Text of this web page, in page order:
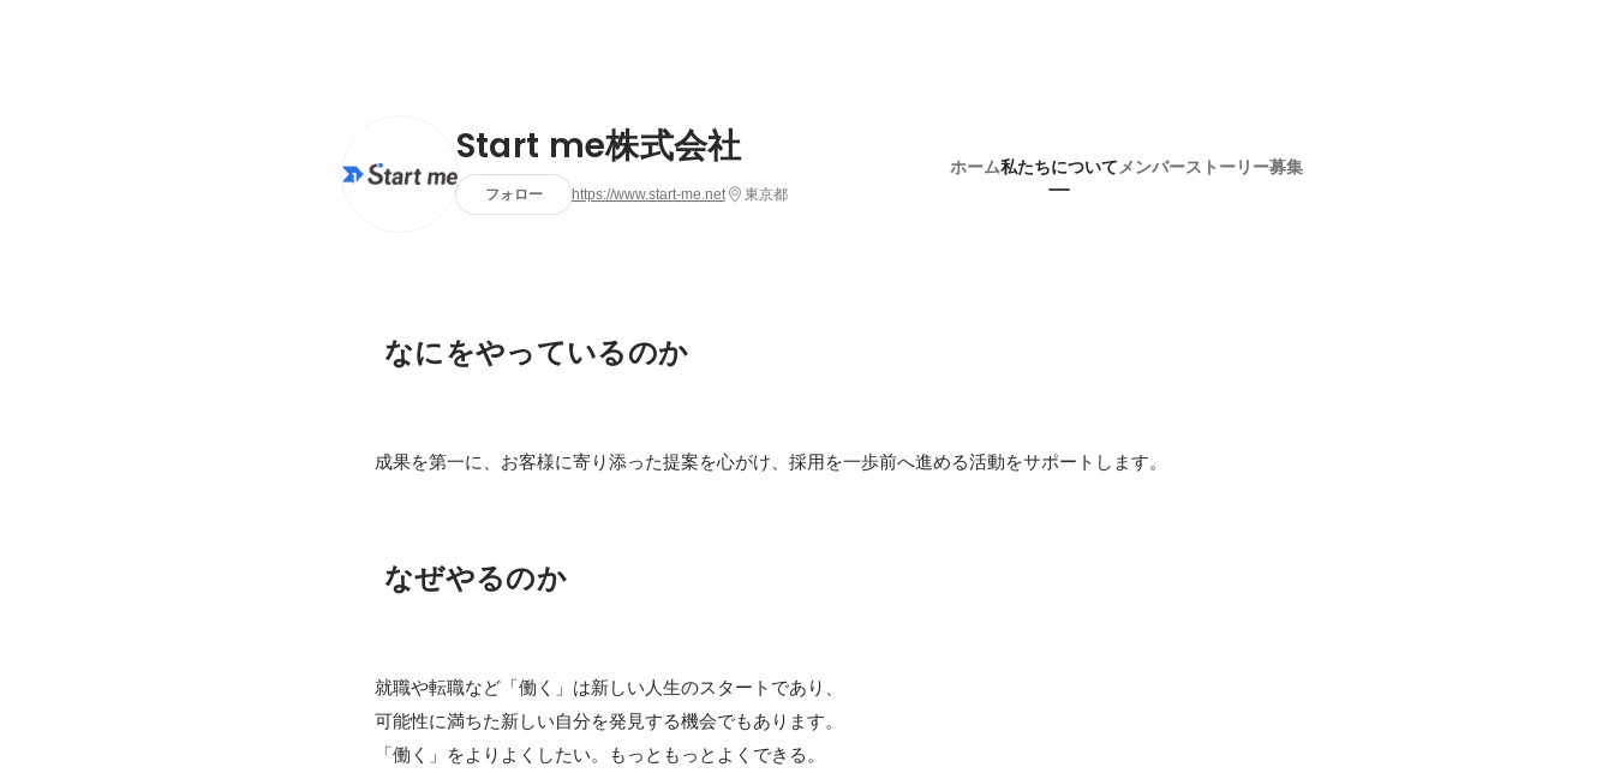
Start me株式会社
フォロー https://www.start-me.net 東京都
ホーム私たちについて メンバーストーリー募集
なにをやっているのか
成果を第一に、お客様に寄り添った提案を心がけ、採用を一歩前へ進める活動をサポートします。
なぜやるのか
就職や転職など「働く」は新しい人生のスタートであり、
可能性に満ちた新しい自分を発見する機会でもあります。
「働く」をよりよくしたい。もっともっとよくできる。